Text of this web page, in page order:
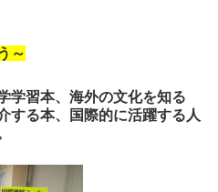
～
学習本、海外の文化を知る
する本、国際的に活躍する人